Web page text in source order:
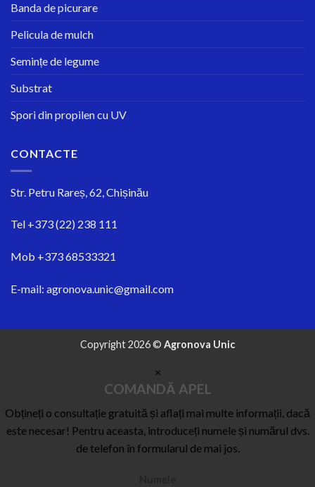
Banda de picurare
Pelicula de mulch
Semințe de legume
Substrat
Spori din propilen cu UV
CONTACTE
Str. Petru Rareș, 62, Chișinău
Tel +373 (22) 238 111
Mob +373 68533321
E-mail: agronova.unic@gmail.com
Copyright 2026 © Agronova Unic
×
COMANDĂ APEL
Obțineți o consultație gratuită și aflați mai multe informații, dacă
este necesar! Pentru aceasta, introduceți numele și numărul dvs.
de telefon în formularul de mai jos.